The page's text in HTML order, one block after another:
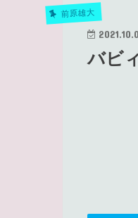
前原雄大
バビ